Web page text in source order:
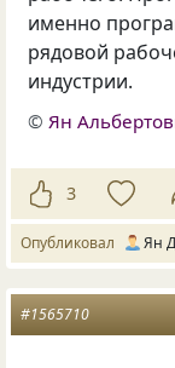
именно
рядовой
индустрии.
© Ян
3
Опубликовал Ян
#1565710